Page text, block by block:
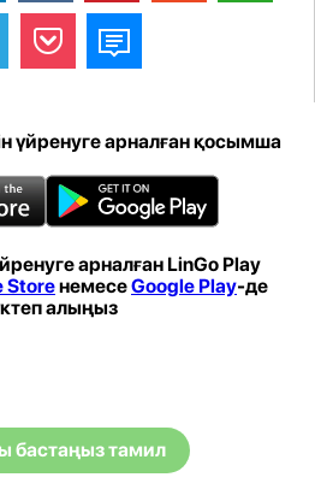
үйренуге арналған қосымша
арналған LinGo Play
StoreнемесеGoogle Play-де
алыңыз
бастаңыз тамил